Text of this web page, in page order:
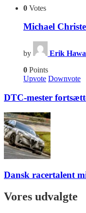
0 Votes
Michael
by Erik
0 Points
Upvote Downvote
DTC-mester
Dansk racertalent
Vores udvalgte